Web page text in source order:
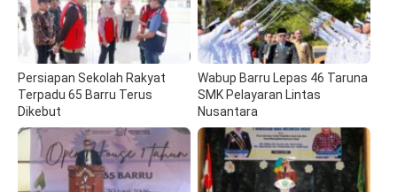
Persiapan Sekolah Rakyat
Terpadu 65 Barru Terus
Dikebut
Wabup Barru Lepas 46 Taruna
SMK Pelayaran Lintas
Nusantara